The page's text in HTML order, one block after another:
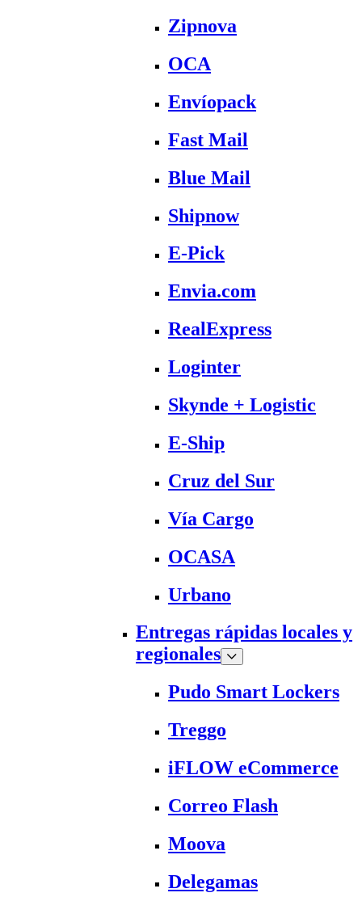
Zipnova
OCA
Envíopack
Fast Mail
Blue Mail
Shipnow
E-Pick
Envia.com
RealExpress
Loginter
Skynde + Logistic
E-Ship
Cruz del Sur
Vía Cargo
OCASA
Urbano
Entregas rápidas locales y
regionales
Pudo Smart Lockers
Treggo
iFLOW eCommerce
Correo Flash
Moova
Delegamas